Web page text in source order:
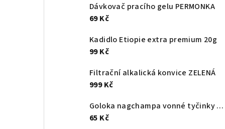
Dávkovač pracího gelu PERMONKA
69 Kč
Kadidlo Etiopie extra premium 20g
99 Kč
Filtrační alkalická konvice ZELENÁ
999 Kč
Goloka nagchampa vonné tyčinky 16g
65 Kč